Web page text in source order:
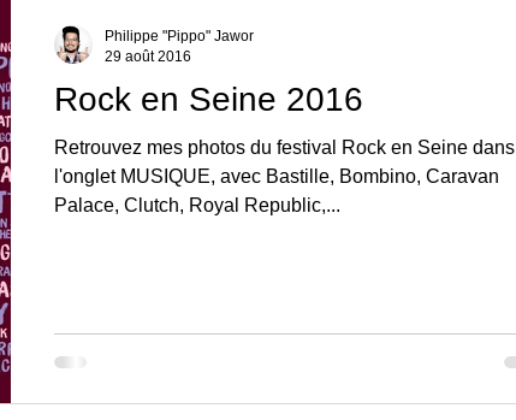
Rock en Seine 2016
Retrouvez mes photos du festival Rock en Seine dans
l'onglet MUSIQUE, avec Bastille, Bombino, Caravan
Palace, Clutch, Royal Republic,...
Philippe "Pippo" Jawor
29 août 2016